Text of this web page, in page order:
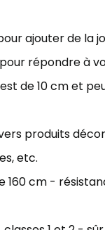
ajouter de la
répondre à
de 10 cm et
produits
etc.
160 cm -